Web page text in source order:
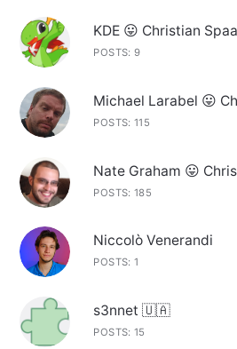
KDE 😛 Christian
POSTS: 9
Michael Larabel 😛
POSTS: 115
Nate Graham 😛
POSTS: 185
Niccolò Venerandi
POSTS: 1
s3nnet 🇺🇦
POSTS: 15